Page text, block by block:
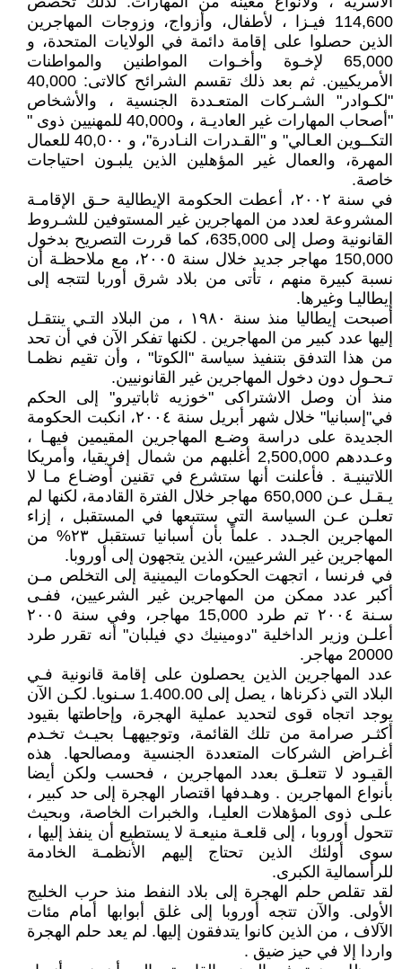
114,600 فيـزا ، لأطفال، وأزواج، وزوجات المهاجرين
الذين حصلوا على إقامة دائمة في الولايات المتحدة، و
65,000 لإخـوة وأخـوات المواطنين والمواطنات
الأمريكيين. ثم بعد ذلك تقسم الشرائح کالاتی: 40,000
"لكـوادر" الشـركات المتعـددة الجنسية ، والأشخاص
"أصحاب المهارات غير العاديـة ، و40,000 للمهنيين ذوى "
التكــوين العـالي" و "القـدرات النـادرة"، و 40,0۰۰ للعمال
المهرة، والعمال غير المؤهلين الذين يلبـون احتياجات
خاصة.
في سنة ٢٠٠٢، أعطت الحكومة الإيطالية حـق الإقامـة
المشروعة لعدد من المهاجرين غير المستوفين للشـروط
القانونية وصل إلى 635,000، كما قررت التصريح بدخول
150,000 مهاجر جديد خلال سنة ٢٠٠٥، مع ملاحظـة أن
نسبة كبيرة منهم ، تأتى من بلاد شرق أوربا لتتجه إلى
إيطاليـا وغيرها.
أصبحت إيطاليا منذ سنة ١٩٨٠ ، من البلاد التـي ينتقـل
إليها عدد كبير من المهاجرين . لكنها تفكر الآن في أن تحد
من هذا التدفق بتنفيذ سياسة "الكوتا" ، وأن تقيم نظمـا
تـحـول دون دخول المهاجرين غير القانونيين.
منذ أن وصل الاشتراکی "خوزيه ثاباتيرو" إلى الحكم
في"إسبانيا" خلال شهر أبريل سنة ٢٠٠٤، انكبت الحكومة
الجديدة على دراسة وضـع المهاجرين المقيمين فيهـا ،
وعـددهم 2,500,000 أغلبهم من شمال إفريقيا، وأمريكا
اللاتينيـة . فأعلنت أنها ستشرع في تقنين أوضـاع مـا لا
يـقـل عـن 650,000 مهاجر خلال الفترة القادمة، لكنها لم
تعلـن عـن السياسة التي ستتبعها في المستقبل ، إزاء
المهاجرين الجـدد . علماً بأن أسبانيا تستقبل ٢٣% من
المهاجرين غير الشرعيين، الذين يتجهون إلى أوروبا.
في فرنسا ، اتجهت الحكومات اليمينية إلى التخلص مـن
أكبر عدد ممكن من المهاجرين غير الشرعيين، ففـى
سـنة ٢٠٠٤ تم طرد 15,000 مهاجر، وفي سنة ٢٠٠٥
أعلـن وزير الداخلية "دومينيك دي فيلبان" أنه تقرر طرد
20000 مهاجر.
عدد المهاجرين الذين يحصلون على إقامة قانونية فـي
البلاد التي ذكرناها ، يصل إلى 1.400.00 سـنويا. لكـن الآن
يوجد اتجاه قوى لتحديد عملية الهجرة، وإحاطتها بقيود
أكثـر صرامة من تلك القائمة، وتوجيههـا بحيـث تخـدم
أغـراض الشركات المتعددة الجنسية ومصالحها. هذه
القيـود لا تتعلـق بعدد المهاجرين ، فحسب ولكن أيضا
بأنواع المهاجرين . وهـدفها اقتصار الهجرة إلى حد كبير ،
علـى ذوى المؤهلات العليـا، والخبرات الخاصة، وبحيث
تتحول أوروبا ، إلى قلعـة منيعـة لا يستطيع أن ينفذ إليها ،
سوى أولئك الذين تحتاج إليهم الأنظمـة الخادمة
للرأسمالية الكبرى.
لقد تقلص حلم الهجرة إلى بلاد النفط منذ حرب الخليج
الأولى. والآن تتجه أوروبا إلى غلق أبوابها أمام مئات
الآلاف ، من الذين كانوا يتدفقون إليها. لم يعد حلم الهجرة
واردا إلا في حيز ضيق .